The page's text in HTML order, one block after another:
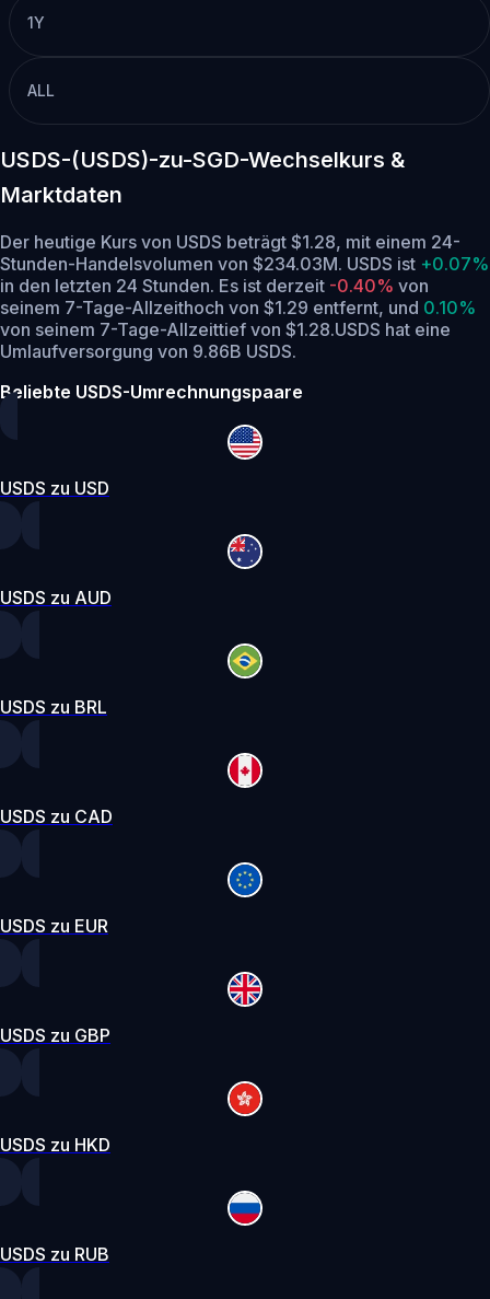
1Y
ALL
USDS-(USDS)-zu-SGD-Wechselkurs &
Marktdaten
Der heutige Kurs von USDS beträgt $1.28, mit einem 24-
Stunden-Handelsvolumen von $234.03M. USDS ist +0.07%
in den letzten 24 Stunden. Es ist derzeit -0.40% von
seinem 7-Tage-Allzeithoch von $1.29 entfernt, und 0.10%
von seinem 7-Tage-Allzeittief von $1.28.USDS hat eine
Umlaufversorgung von 9.86B USDS.
Beliebte USDS-Umrechnungspaare
USDS zu USD
USDS zu AUD
USDS zu BRL
USDS zu CAD
USDS zu EUR
USDS zu GBP
USDS zu HKD
USDS zu RUB